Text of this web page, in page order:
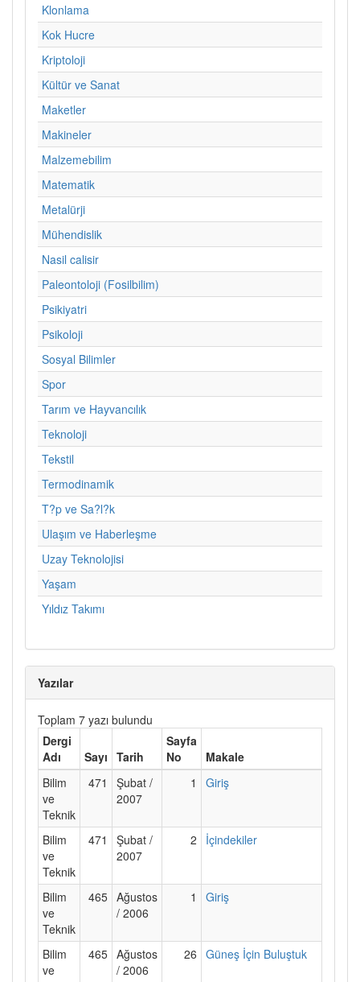
Klonlama
Kok Hucre
Kriptoloji
Kültür ve Sanat
Maketler
Makineler
Malzemebilim
Matematik
Metalürji
Mühendislik
Nasil calisir
Paleontoloji (Fosilbilim)
Psikiyatri
Psikoloji
Sosyal Bilimler
Spor
Tarım ve Hayvancılık
Teknoloji
Tekstil
Termodinamik
T?p ve Sa?l?k
Ulaşım ve Haberleşme
Uzay Teknolojisi
Yaşam
Yıldız Takımı
Yazılar
Toplam 7 yazı bulundu
Dergi
Adı
Sayı Tarih
Sayfa
No
Makale
Bilim
ve
Teknik
471
Şubat /
2007
1 Giriş
Bilim
ve
Teknik
471
Şubat /
2007
2 İçindekiler
Bilim
ve
Teknik
465 Ağustos
/ 2006
1 Giriş
Bilim
ve
465 Ağustos
/ 2006
26 Güneş İçin Buluştuk